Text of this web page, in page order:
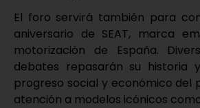
El foro servirá también para
aniversario de SEAT, marca
motorización de España.
debates repasarán su historia
progreso social y económico del
atención a modelos icónicos como